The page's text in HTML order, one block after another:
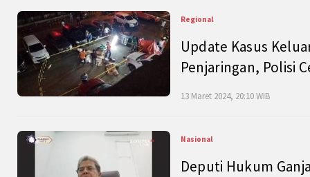
Regional
Update Kasus
Penjaringan, Polisi
13 Maret 2024, 20:10 WIB
Nasional
Deputi Hukum